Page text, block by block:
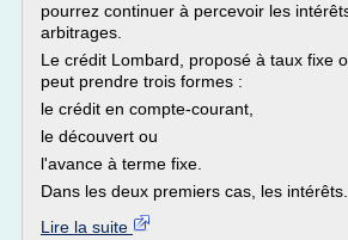
pourrez continuer à percevoir les
arbitrages.
Le crédit Lombard, proposé à taux fixe
peut prendre trois formes :
le crédit en compte-courant,
le découvert ou
l'avance à terme fixe.
Dans les deux premiers cas, les intérêts...
Lire la suite